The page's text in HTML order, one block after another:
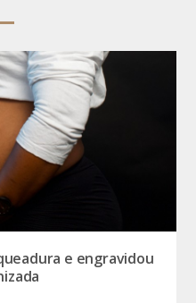
e engravidou